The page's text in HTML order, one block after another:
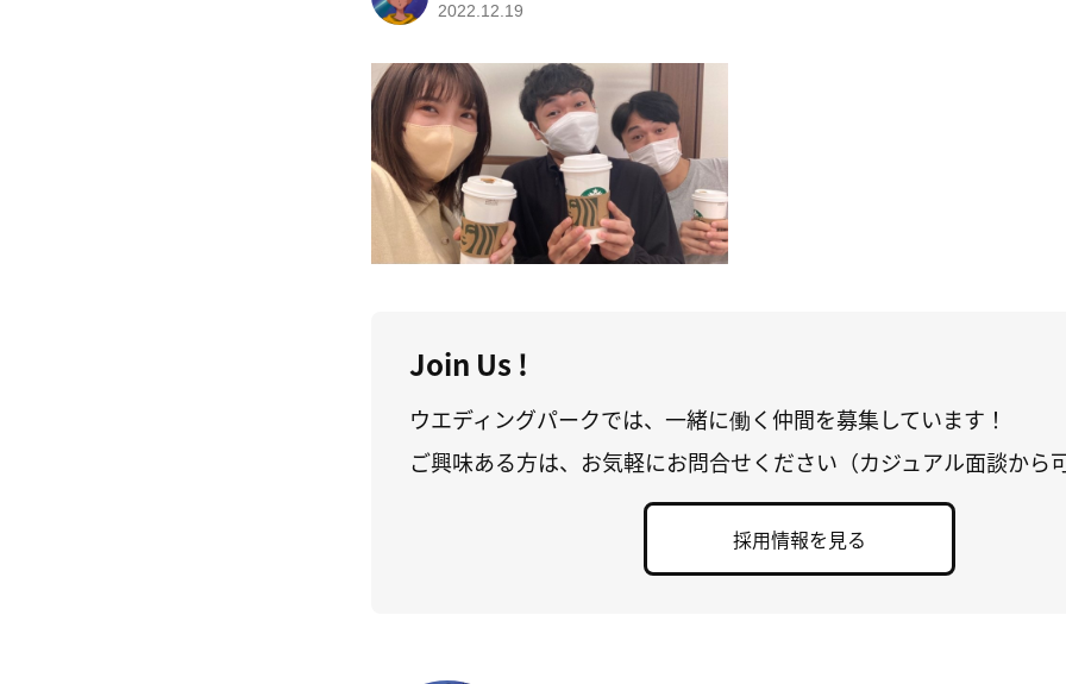
2022.12.19
Join Us !
ウエディングパークでは、一緒に働く仲間を募集しています！
ご興味ある方は、お気軽にお問合せください（カジュアル面談から
採用情報を見る